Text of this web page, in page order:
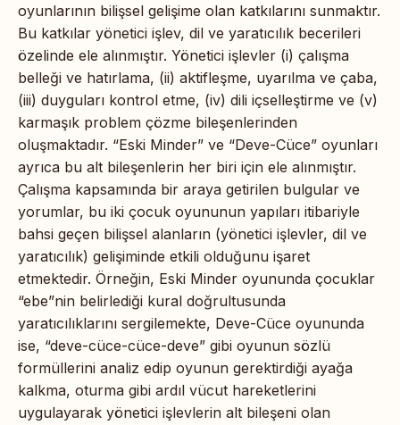
oyunlarının bilişsel gelişime olan katkılarını sunmaktır.
Bu katkılar yönetici işlev, dil ve yaratıcılık becerileri
özelinde ele alınmıştır. Yönetici işlevler (i) çalışma
belleği ve hatırlama, (ii) aktifleşme, uyarılma ve çaba,
(iii) duyguları kontrol etme, (iv) dili içselleştirme ve (v)
karmaşık problem çözme bileşenlerinden
oluşmaktadır. “Eski Minder” ve “Deve-Cüce” oyunları
ayrıca bu alt bileşenlerin her biri için ele alınmıştır.
Çalışma kapsamında bir araya getirilen bulgular ve
yorumlar, bu iki çocuk oyununun yapıları itibariyle
bahsi geçen bilişsel alanların (yönetici işlevler, dil ve
yaratıcılık) gelişiminde etkili olduğunu işaret
etmektedir. Örneğin, Eski Minder oyununda çocuklar
“ebe”nin belirlediği kural doğrultusunda
yaratıcılıklarını sergilemekte, Deve-Cüce oyununda
ise, “deve-cüce-cüce-deve” gibi oyunun sözlü
formüllerini analiz edip oyunun gerektirdiği ayağa
kalkma, oturma gibi ardıl vücut hareketlerini
uygulayarak yönetici işlevlerin alt bileşeni olan